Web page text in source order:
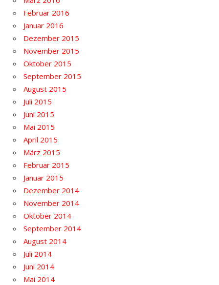
Februar 2016
Januar 2016
Dezember 2015
November 2015
Oktober 2015
September 2015
August 2015
Juli 2015
Juni 2015
Mai 2015
April 2015
März 2015
Februar 2015
Januar 2015
Dezember 2014
November 2014
Oktober 2014
September 2014
August 2014
Juli 2014
Juni 2014
Mai 2014